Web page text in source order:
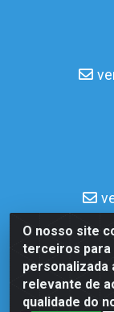
O nosso site
terceiros para
personalizada
relevante de
qualidade do
Casa Norte
Dix-Sept